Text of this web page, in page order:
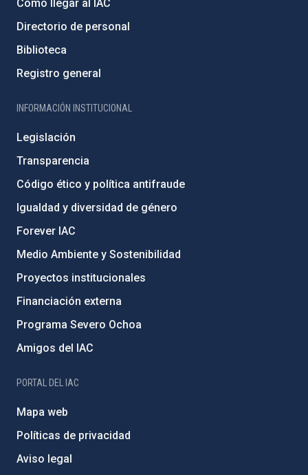
Cómo llegar al IAC
Directorio de personal
Biblioteca
Registro general
INFORMACIÓN INSTITUCIONAL
Legislación
Transparencia
Código ético y política antifraude
Igualdad y diversidad de género
Forever IAC
Medio Ambiente y Sostenibilidad
Proyectos institucionales
Financiación externa
Programa Severo Ochoa
Amigos del IAC
PORTAL DEL IAC
Mapa web
Políticas de privacidad
Aviso legal